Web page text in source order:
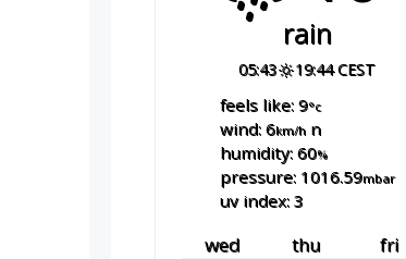
rain
05:43 19:44 CEST
feels like: 9°c
wind: 6km/hn
humidity: 60%
pressure: 1016.59mbar
uv index: 3
wed thu
fri